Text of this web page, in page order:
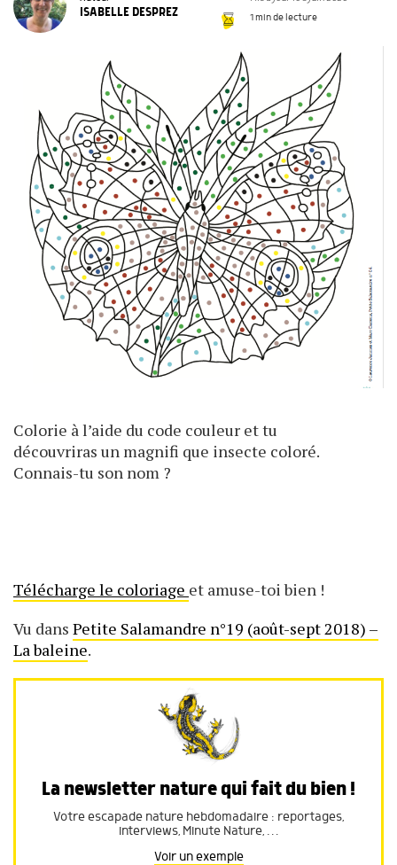
ISABELLE DESPREZ
1 min de lecture
Colorie à l’aide du code couleur et tu
découvriras un magnifi que insecte coloré.
Connais-tu son nom ?
Télécharge le coloriage et amuse-toi bien !
Vu dans Petite Salamandre n°19 (août-sept 2018) –
La baleine.
La newsletter nature qui fait du bien !
Votre escapade nature hebdomadaire : reportages,
interviews, Minute Nature, …
Voir un exemple